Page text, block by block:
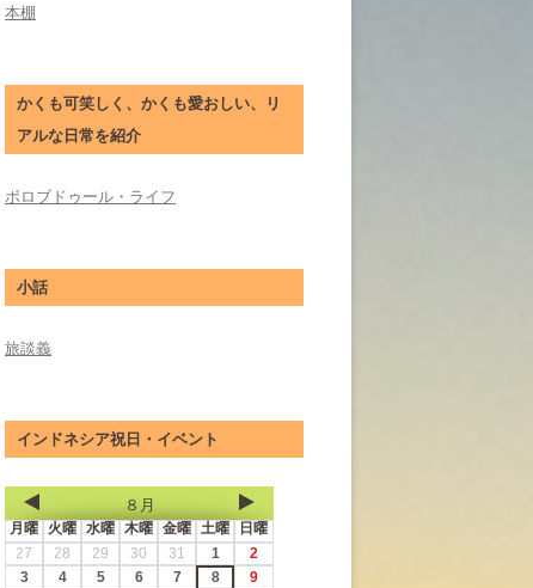
本棚
かくも可笑しく、かくも愛おしい、リ
アルな日常を紹介
ボロブドゥール・ライフ
小話
旅談義
インドネシア祝日・イベント
８月
月曜 火曜 水曜 木曜 金曜 土曜
日曜
27
28 29 30 31 1
2
3
4 5 6 7 8
9